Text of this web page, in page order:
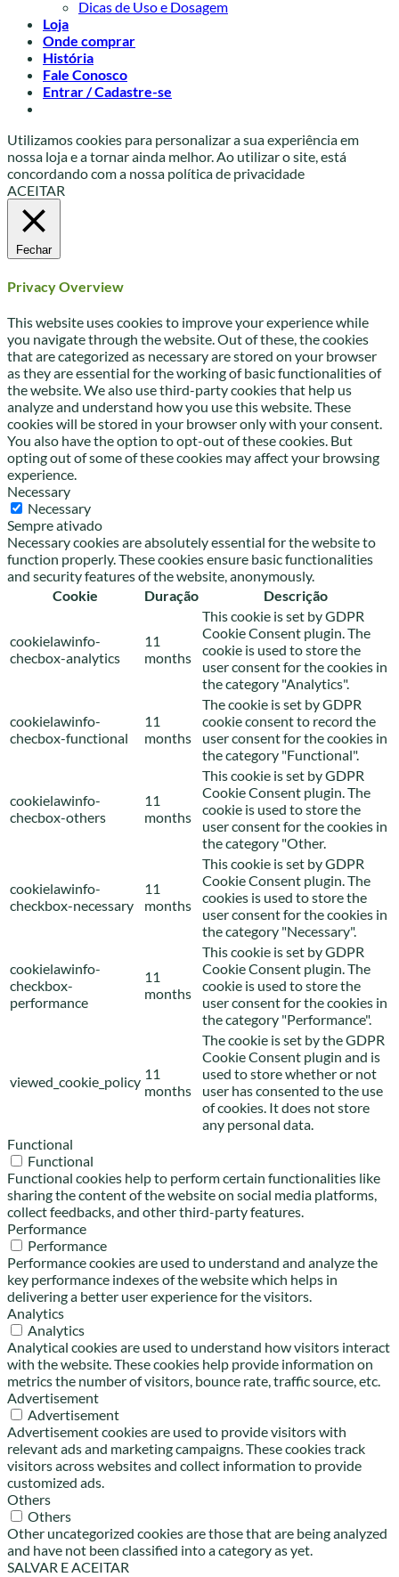
Dicas de Uso e Dosagem
Loja
Onde comprar
História
Fale Conosco
Entrar / Cadastre-se
Utilizamos cookies para personalizar a sua experiência em
nossa loja e a tornar ainda melhor. Ao utilizar o site, está
concordando com a nossa política de privacidade
ACEITAR
Fechar
Privacy Overview
This website uses cookies to improve your experience while
you navigate through the website. Out of these, the cookies
that are categorized as necessary are stored on your browser
as they are essential for the working of basic functionalities of
the website. We also use third-party cookies that help us
analyze and understand how you use this website. These
cookies will be stored in your browser only with your consent.
You also have the option to opt-out of these cookies. But
opting out of some of these cookies may affect your browsing
experience.
Necessary
Necessary
Sempre ativado
Necessary cookies are absolutely essential for the website to
function properly. These cookies ensure basic functionalities
and security features of the website, anonymously.
Cookie
Duração Descrição
cookielawinfo-
checbox-analytics
11
months
This cookie is set by GDPR
Cookie Consent plugin. The
cookie is used to store the
user consent for the cookies in
the category "Analytics".
cookielawinfo-
checbox-functional
11
months
The cookie is set by GDPR
cookie consent to record the
user consent for the cookies in
the category "Functional".
cookielawinfo-
checbox-others
11
months
This cookie is set by GDPR
Cookie Consent plugin. The
cookie is used to store the
user consent for the cookies in
the category "Other.
cookielawinfo-
checkbox-necessary
11
months
This cookie is set by GDPR
Cookie Consent plugin. The
cookies is used to store the
user consent for the cookies in
the category "Necessary".
cookielawinfo-
checkbox-
performance
11
months
This cookie is set by GDPR
Cookie Consent plugin. The
cookie is used to store the
user consent for the cookies in
the category "Performance".
viewed_cookie_policy 11
months
The cookie is set by the GDPR
Cookie Consent plugin and is
used to store whether or not
user has consented to the use
of cookies. It does not store
any personal data.
Functional
Functional
Functional cookies help to perform certain functionalities like
sharing the content of the website on social media platforms,
collect feedbacks, and other third-party features.
Performance
Performance
Performance cookies are used to understand and analyze the
key performance indexes of the website which helps in
delivering a better user experience for the visitors.
Analytics
Analytics
Analytical cookies are used to understand how visitors interact
with the website. These cookies help provide information on
metrics the number of visitors, bounce rate, traffic source, etc.
Advertisement
Advertisement
Advertisement cookies are used to provide visitors with
relevant ads and marketing campaigns. These cookies track
visitors across websites and collect information to provide
customized ads.
Others
Others
Other uncategorized cookies are those that are being analyzed
and have not been classified into a category as yet.
SALVAR E ACEITAR